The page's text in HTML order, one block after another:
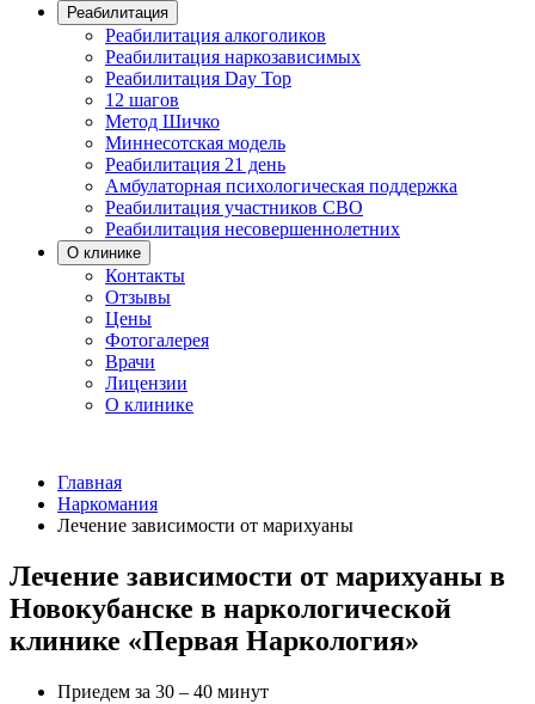
Реабилитация
Реабилитация алкоголиков
Реабилитация наркозависимых
Реабилитация Day Top
12 шагов
Метод Шичко
Миннесотская модель
Реабилитация 21 день
Амбулаторная психологическая поддержка
Реабилитация участников СВО
Реабилитация несовершеннолетних
О клинике
Контакты
Отзывы
Цены
Фотогалерея
Врачи
Лицензии
О клинике
Главная
Наркомания
Лечение зависимости от марихуаны
Лечение зависимости от марихуаны в
Новокубанске в наркологической
клинике «Первая Наркология»
Приедем за 30 – 40 минут